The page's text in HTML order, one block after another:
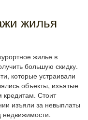
жилья
жилье в
большую скидку.
которые устраивали
объекты, изъятые
кредитам. Стоит
изъяли за невыплаты
недвижимости.